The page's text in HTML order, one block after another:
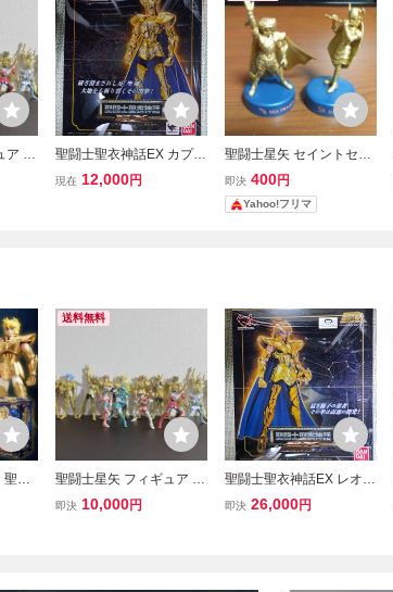
ア 17
聖闘士聖衣神話EX カプリ
コーン シュラ9黄金聖闘
現在 12,000円
聖闘士星矢 セイントセイ
ヤ ミニフィギュアセレク
ション2 シードラゴン セ
イレーン 2体セット 当時
即決 400円
Yahoo!フリマ
聖闘
送料無料
聖闘士星矢 フィギュア 17
体 セット 黄金聖闘士 ゴ
即決 10,000円
聖闘士聖衣神話EX レオ
アイオリア 黄金聖闘士 ゴ
即決 26,000円